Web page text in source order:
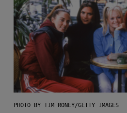
PHOTO BY TIM RONEY/GETTY IMAGES